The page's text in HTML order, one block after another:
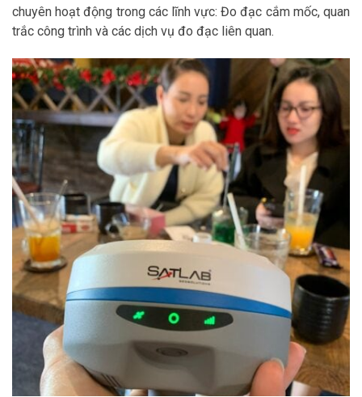
chuyên hoạt động trong các lĩnh vực: Đo đạc cắm mốc, quan
trắc công trình và các dịch vụ đo đạc liên quan.